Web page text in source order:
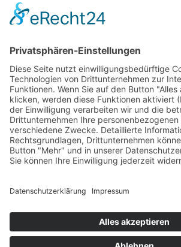
Truckerzubehör
Angelsport
Swimmingpool
Propan- / Butangas
Online-Shops
Pieper Service
Kontakt
Öffnungszeiten
Gastronomie